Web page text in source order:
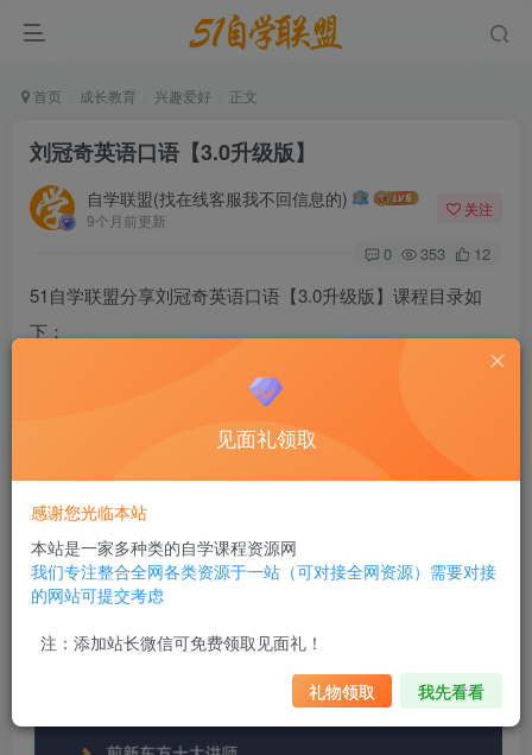
首页 成长教育 兴趣爱好 正文
刘冠奇英语口语【3.0升级版】
自学联盟(找在线客服我不回信息的)
9个月前更新
关注
0 353 12
51自学联盟分享刘冠奇英语口语【3.0升级版】课程目录如
下：
见面礼领取
感谢您光临本站
本站是一家多种类的自学课程资源网
我们专注整合全网各类资源于一站（可对接全网资源）需要对接
的网站可提交考虑
注：添加站长微信可免费领取见面礼！
礼物领取 我先看看